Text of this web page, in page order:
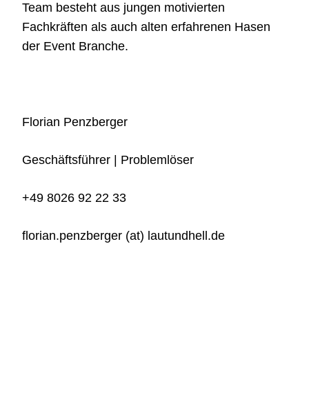
Team besteht aus jungen motivierten
Fachkräften als auch alten erfahrenen Hasen
der Event Branche.
Florian Penzberger
Geschäftsführer | Problemlöser
+49 8026 92 22 33
florian.penzberger (at) lautundhell.de